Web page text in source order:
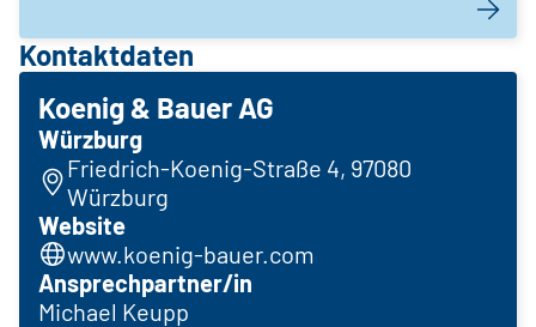
Kontaktdaten
Koenig & Bauer AG
Würzburg
Friedrich-Koenig-Straße 4, 97080
Würzburg
Website
www.koenig-bauer.com
Ansprechpartner/in
Michael Keupp